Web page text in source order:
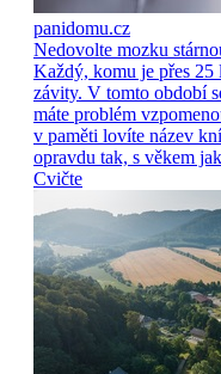
panidomu.cz
Nedovolte mozku
Každý, komu je přes
závity. V tomto období
máte problém
v paměti lovíte název
opravdu tak, s věkem
Cvičte